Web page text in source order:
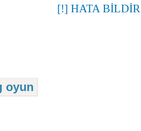
[!] HATA BİLDİR
oyun